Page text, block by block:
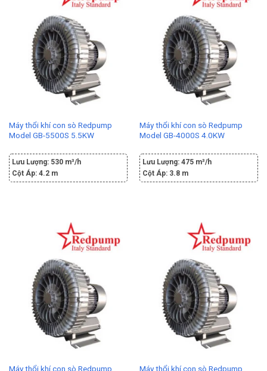
Máy thổi khí con sò Redpump
Model GB-5500S 5.5KW
Lưu Lượng: 530 m³/h
Cột Áp: 4.2 m
Máy thổi khí con sò Redpump
Model GB-4000S 4.0KW
Lưu Lượng: 475 m³/h
Cột Áp: 3.8 m
Máy thổi khí con sò Redpump
Máy thổi khí con sò Redpump